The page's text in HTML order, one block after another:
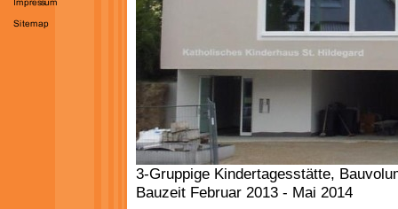
3-Gruppige Kindertagesstätte,
Bauzeit Februar 2013 - Mai 2014